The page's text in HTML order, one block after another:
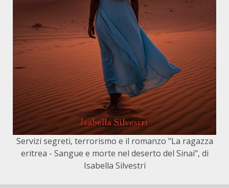
Servizi segreti, terrorismo e il romanzo "La ragazza
eritrea - Sangue e morte nel deserto del Sinai", di
Isabella Silvestri